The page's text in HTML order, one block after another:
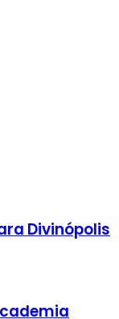
Divinópolis